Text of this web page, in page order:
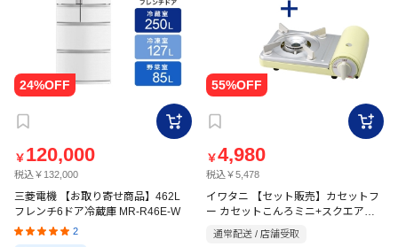
￥ 120,000
税込￥132,000
三菱電機 【お取り寄せ商品】462L
フレンチ6ドア冷蔵庫 MR-R46E-W
2
￥4,980
税込￥5,478
イワタニ 【セット販売】カセットフ
ー カセットこんろミニ+スクエアポ
ット20 イエロー
通常配送 / 店舗受取